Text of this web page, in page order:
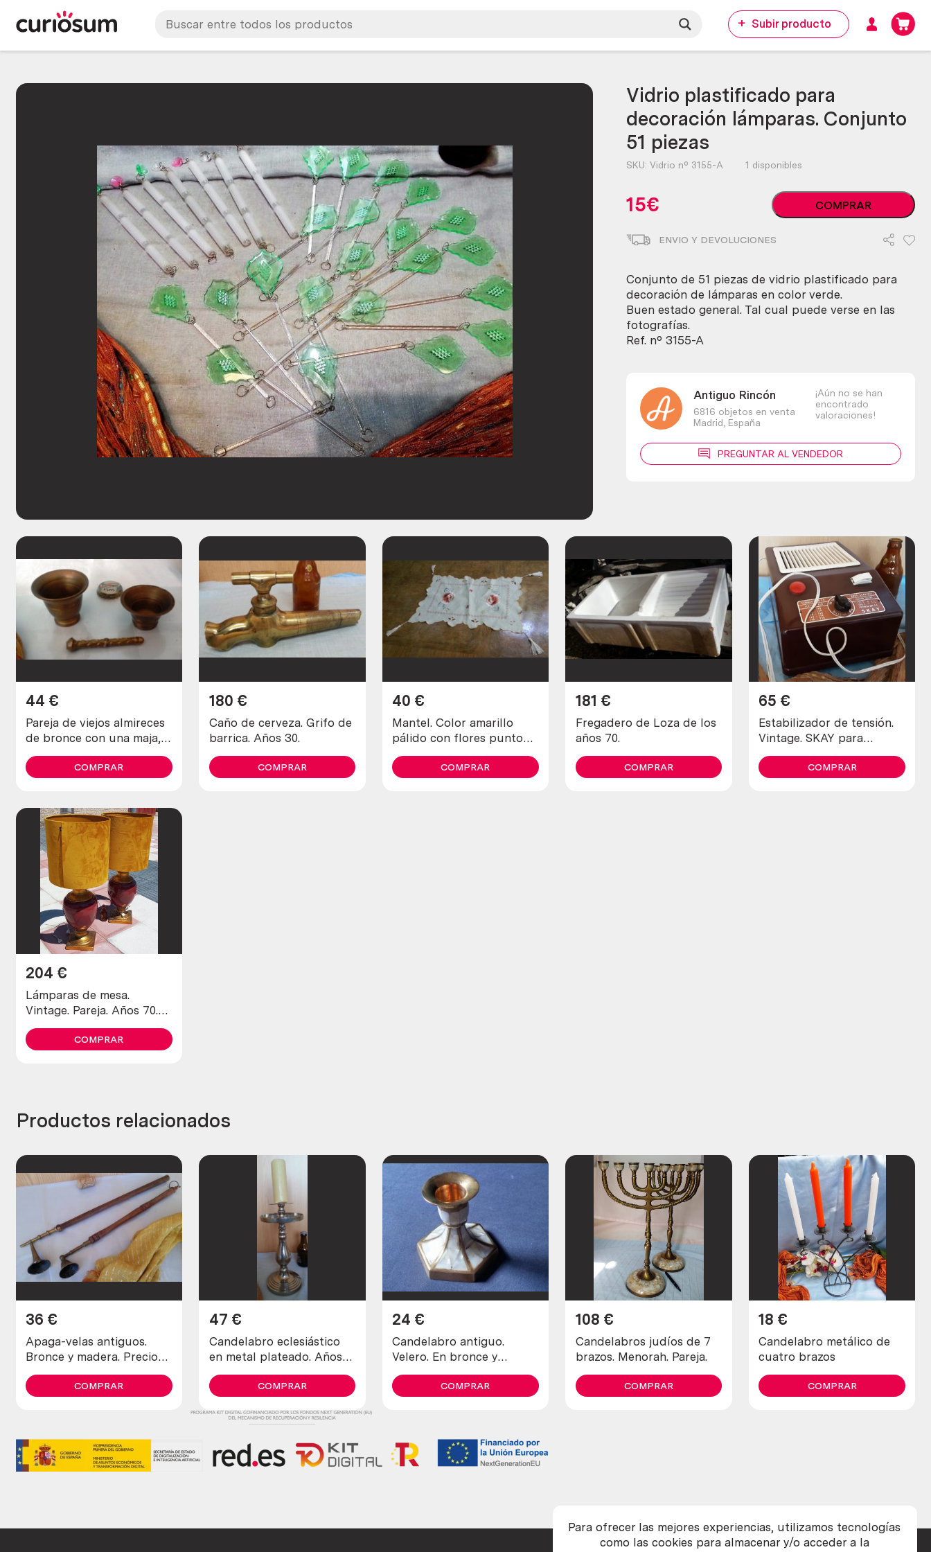
Para ofrecer las mejores experiencias, utilizamos tecnologías
como las cookies para almacenar y/o acceder a la
Subir producto
Vidrio plastificado para
decoración lámparas. Conjunto
51 piezas
SKU:Vidrio nº 3155-A 1 disponibles
15€
Vidrio
plastificado
decoración
Conjunto
51
piezas
cantidad
COMPRAR
ENVIO Y DEVOLUCIONES
Conjunto de 51 piezas de vidrio plastificado para
decoración de lámparas en color verde.
Buen estado general. Tal cual puede verse en las
fotografías.
Ref. nº 3155-A
Antiguo Rincón
6816 objetos en venta
Madrid, España
¡Aún no se han
encontrado
valoraciones!
PREGUNTAR AL VENDEDOR
Pareja de viejos almireces
de bronce con una maja,
mano.
44 €
COMPRAR
Caño de cerveza. Grifo de
barrica. Años 30.
180 €
COMPRAR
Mantel. Color amarillo
pálido con flores punto
de cruz. 68 cm * 24 cm.
40 €
COMPRAR
Fregadero de Loza de los
años 70.
181 €
COMPRAR
Estabilizador de tensión.
Vintage. SKAY para
televisores antiguos.
65 €
COMPRAR
Lámparas de mesa.
Vintage. Pareja. Años 70.
Enormes. Completas y
funcionando.
204 €
COMPRAR
Productos relacionados
Apaga-velas antiguos.
Bronce y madera. Preciosa
pareja. Old clearance-
candles. Bronze.
36 €
COMPRAR
Candelabro eclesiástico
en metal plateado. Años
70
47 €
COMPRAR
Candelabro antiguo.
Velero. En bronce y
abalone. Años 80. Nueva
zelanda. Candlesticks
24 €
COMPRAR
Candelabros judíos de 7
brazos. Menorah. Pareja.
108 €
COMPRAR
Candelabro metálico de
cuatro brazos
18 €
COMPRAR